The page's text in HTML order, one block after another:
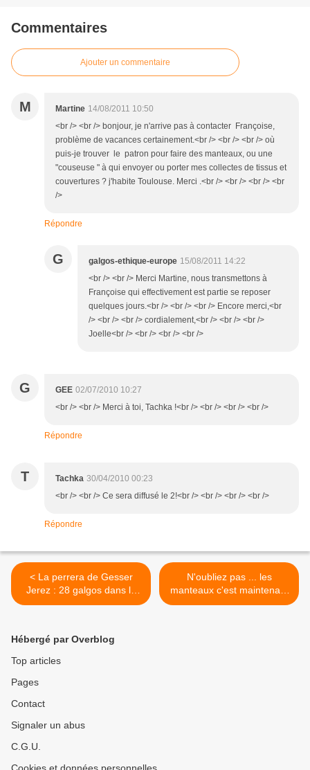
Commentaires
Ajouter un commentaire
M Martine 14/08/2011 10:50
<br /> <br /> bonjour, je n'arrive pas à contacter Françoise,
problème de vacances certainement.<br /> <br /> <br /> où
puis-je trouver le patron pour faire des manteaux, ou une
"couseuse " à qui envoyer ou porter mes collectes de tissus et
couvertures ? j'habite Toulouse. Merci .<br /> <br /> <br /> <br
/>
Répondre
G galgos-ethique-europe 15/08/2011 14:22
<br /> <br /> Merci Martine, nous transmettons à
Françoise qui effectivement est partie se reposer
quelques jours.<br /> <br /> <br /> Encore merci,<br
/> <br /> <br /> cordialement,<br /> <br /> <br />
Joelle<br /> <br /> <br /> <br />
G GEE 02/07/2010 10:27
<br /> <br /> Merci à toi, Tachka !<br /> <br /> <br /> <br />
Répondre
T Tachka 30/04/2010 00:23
<br /> <br /> Ce sera diffusé le 2!<br /> <br /> <br /> <br />
Répondre
< La perrera de Gesser
Jerez : 28 galgos dans le
couloir de la mort
N'oubliez pas ... les
manteaux c'est maintenant
>
Hébergé par Overblog
Top articles
Pages
Contact
Signaler un abus
C.G.U.